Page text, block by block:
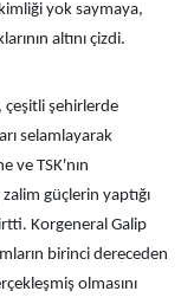
yok saymaya,
altını çizdi.
, çeşitli şehirlerde
selamlayarak
ve TSK'nın
güçlerin yaptığı
Korgeneral Galip
birinci dereceden
olmasını